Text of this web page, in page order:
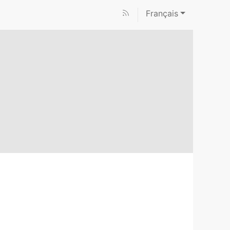
Français